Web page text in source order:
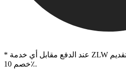
* عند الدفع مقابل أي خدمة ZLW مع الرموز المميزة ، يتم تقديم
خصم 10٪.